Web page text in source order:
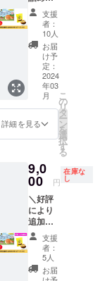
アーモ
ンドを
含む製
品を製
造して
いま
す。 ・
高温で
保存す
ると油
脂分が
染み出
る場合
います
が、品
質には
問題ご
ざいま
せん。
・賞味
期限は
未開封
で保存
した場
沖縄・
離島は
不可）
・交通
費：別
途頂戴
いたし
ます ・
商品込
みと
なって
スノー
アイス
50食、
ご飯類
の場合
25食）
※詳細は
メール
にて調
整させ
※掲載内
容は
メール
にて打
合せさ
せてい
ただき
ます。
※ネット
ワーク
販売ま
が相違
する場
合等、
お断り
させて
いただ
く場合
があり
ます。
お断り
たしま
す。 ■
内容 ・
ずんだ
餅×各３
・ずん
だク
リーム
大福×各
３ ・い
きなり
のお値
段で
す。 ※
仕入れ
の状況
によっ
て内容
変更の
可能性
がござ
わせ
（ビ
アード
パ
パ）】
物産展
商品か
ら、ビ
アード
パパの
店頭で
は販売
してい
定チー
ズケー
キなど
を詰め
合わせ
てお届
けいた
しま
す。 ■
内容 ・
支援
者：
10人
お届
け予
定：
2024
年03
月
詳細を見る
こ
の
リ
タ
ー
ン
を
選
択
す
る
9,0
00 円
在庫な
し
＼好評
により
追加！
／ 【物
産展商
品詰め
合わせ
（ビ
支援
者：
5人
お届